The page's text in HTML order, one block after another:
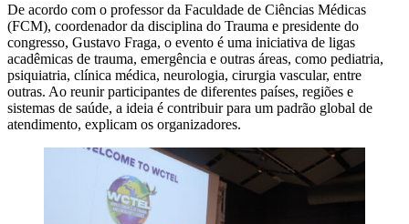
De acordo com o professor da Faculdade de Ciências Médicas
(FCM), coordenador da disciplina do Trauma e presidente do
congresso, Gustavo Fraga, o evento é uma iniciativa de ligas
acadêmicas de trauma, emergência e outras áreas, como pediatria,
psiquiatria, clínica médica, neurologia, cirurgia vascular, entre
outras. Ao reunir participantes de diferentes países, regiões e
sistemas de saúde, a ideia é contribuir para um padrão global de
atendimento, explicam os organizadores.